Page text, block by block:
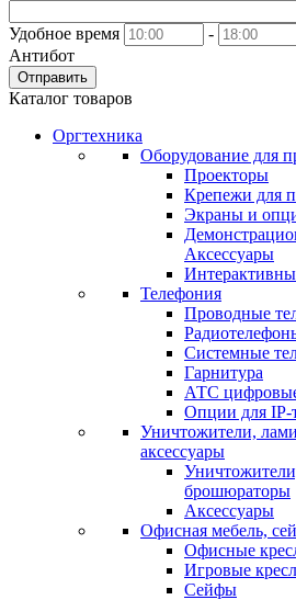
Удобное время
-
Антибот
Отправить
Каталог товаров
Оргтехника
Оборудование для
Проекторы
Крепежи для
Экраны и
Аксессуары
Телефония
Проводные
Системные
Гарнитура
АТС
Опции для IP-
Уничтожители,
аксессуары
брошюраторы
Аксессуары
Офисная мебель,
Офисные
Игровые
Сейфы